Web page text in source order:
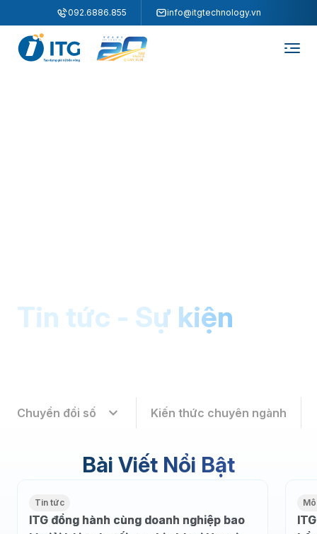
092.6886.855 info@itgtechnology.vn
Tin tức - Sự kiện
Chuyển đổi số Kiến thức chuyên ngành
Bài Viết Nổi Bật
Tin tức
ITG đồng hành cùng doanh nghiệp bao